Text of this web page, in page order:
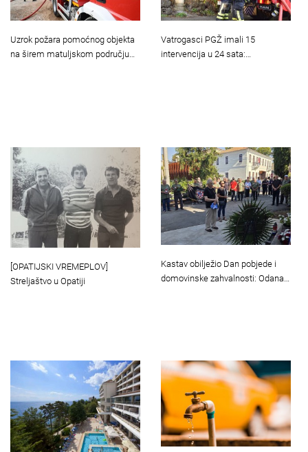
Uzrok požara pomoćnog objekta
na širem matuljskom području…
Vatrogasci PGŽ imali 15
intervencija u 24 sata:…
[OPATIJSKI VREMEPLOV]
Streljaštvo u Opatiji
Kastav obilježio Dan pobjede i
domovinske zahvalnosti: Odana…